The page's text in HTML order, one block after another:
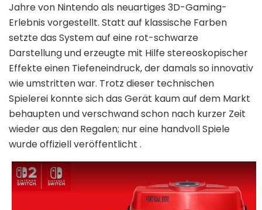
Jahre von Nintendo als neuartiges 3D-Gaming-
Erlebnis vorgestellt. Statt auf klassische Farben
setzte das System auf eine rot-schwarze
Darstellung und erzeugte mit Hilfe stereoskopischer
Effekte einen Tiefeneindruck, der damals so innovativ
wie umstritten war. Trotz dieser technischen
Spielerei konnte sich das Gerät kaum auf dem Markt
behaupten und verschwand schon nach kurzer Zeit
wieder aus den Regalen; nur eine handvoll Spiele
wurde offiziell veröffentlicht .